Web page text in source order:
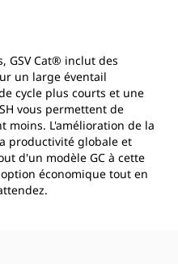
GSV Cat® inclut des
un large éventail
cycle plus courts et une
vous permettent de
moins. L'amélioration de la
productivité globale et
d'un modèle GC à cette
économique tout en